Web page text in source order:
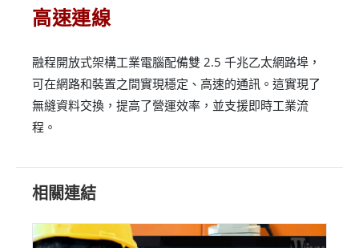
高速連線
融程開放式架構工業電腦配備雙 2.5 千兆乙太網路埠，
可在網路和裝置之間實現穩定、高速的通訊。這實現了
無縫資料交換，提高了營運效率，並支援即時工業流
程。
相關連結